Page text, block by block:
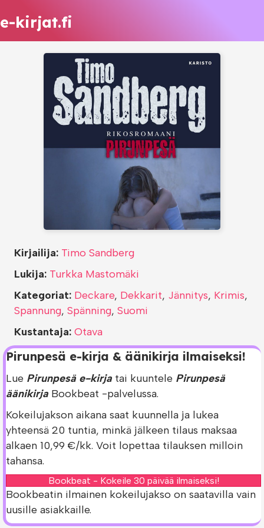
e-kirjat.fi
Pirunpesä e-kirja & äänikirja ilmaiseksi!
Lue Pirunpesä e-kirja tai kuuntele Pirunpesä
äänikirja Bookbeat -palvelussa.
Kokeilujakson aikana saat kuunnella ja lukea
yhteensä 20 tuntia, minkä jälkeen tilaus maksaa
alkaen 10,99 €/kk. Voit lopettaa tilauksen milloin
tahansa.
Bookbeat - Kokeile 30 päivää ilmaiseksi!
Bookbeatin ilmainen kokeilujakso on saatavilla vain
uusille asiakkaille.
Kirjailija: Timo Sandberg
Lukija: Turkka Mastomäki
Kategoriat: Deckare, Dekkarit, Jännitys, Krimis,
Spannung, Spänning, Suomi
Kustantaja: Otava